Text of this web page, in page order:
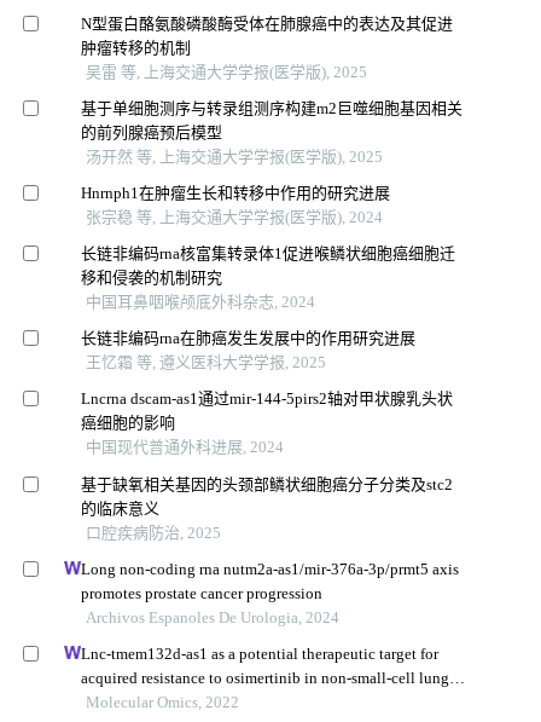
N型蛋白酪氨酸磷酸酶受体在肺腺癌中的表达及其促进
肿瘤转移的机制
吴雷 等, 上海交通大学学报(医学版), 2025
基于单细胞测序与转录组测序构建m2巨噬细胞基因相关
的前列腺癌预后模型
汤开然 等, 上海交通大学学报(医学版), 2025
Hnrnph1在肿瘤生长和转移中作用的研究进展
张宗稳 等, 上海交通大学学报(医学版), 2024
长链非编码rna核富集转录体1促进喉鳞状细胞癌细胞迁
移和侵袭的机制研究
中国耳鼻咽喉颅底外科杂志, 2024
长链非编码rna在肺癌发生发展中的作用研究进展
王忆霜 等, 遵义医科大学学报, 2025
Lncrna dscam-as1通过mir-144-5pirs2轴对甲状腺乳头状
癌细胞的影响
中国现代普通外科进展, 2024
基于缺氧相关基因的头颈部鳞状细胞癌分子分类及stc2
的临床意义
口腔疾病防治, 2025
Long non-coding rna nutm2a-as1/mir-376a-3p/prmt5 axis
promotes prostate cancer progression
Archivos Espanoles De Urologia, 2024
Lnc-tmem132d-as1 as a potential therapeutic target for
acquired resistance to osimertinib in non-small-cell lung
cancer
Molecular Omics, 2022